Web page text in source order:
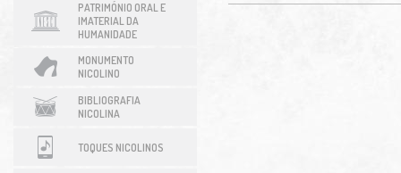
PATRIMÓNIO ORAL E
IMATERIAL DA
HUMANIDADE
MONUMENTO
NICOLINO
BIBLIOGRAFIA
NICOLINA
TOQUES NICOLINOS